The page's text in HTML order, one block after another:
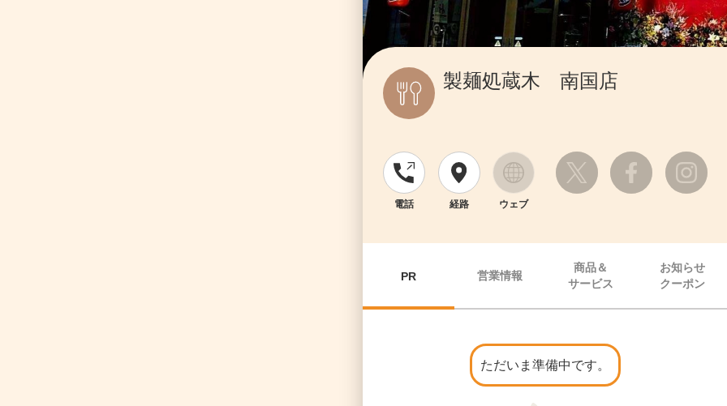
製麺処蔵木 南国店
電話 経路 ウェブ
PR 営業情報
商品＆
サービス
お知らせ
クーポン
ただいま準備中です。